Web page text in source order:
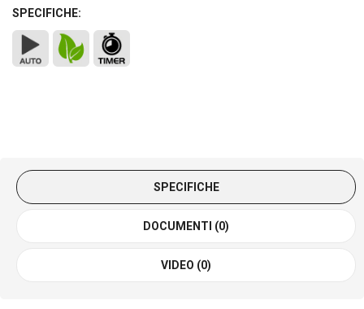
SPECIFICHE:
SPECIFICHE
DOCUMENTI (0)
VIDEO (0)